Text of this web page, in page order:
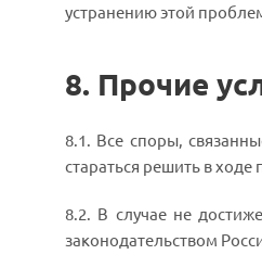
устранению этой
8. Прочие
8.1. Все споры,
стараться решить в ходе
8.2. В случае не
законодательством